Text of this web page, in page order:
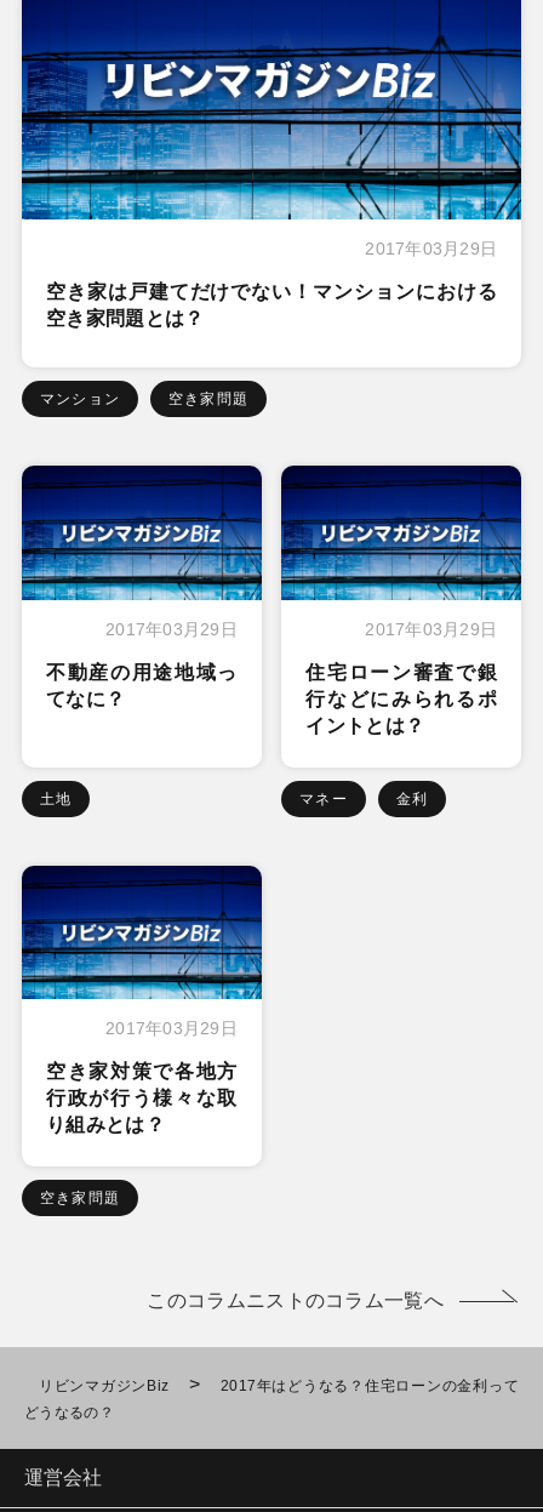
2017年03月29日
空き家は戸建てだけでない！マンションにおける
空き家問題とは？
マンション 空き家問題
2017年03月29日
不動産の用途地域っ
てなに？
土地
2017年03月29日
住宅ローン審査で銀
行などにみられるポ
イントとは？
マネー 金利
2017年03月29日
空き家対策で各地方
行政が行う様々な取
り組みとは？
空き家問題
このコラムニストのコラム一覧へ
リビンマガジンBiz >
2017年はどうなる？住宅ローンの金利って
どうなるの？
運営会社